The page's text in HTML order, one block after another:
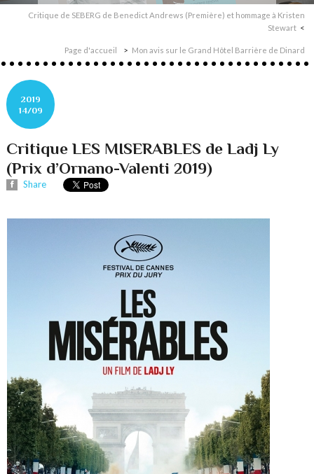
Critique de SEBERG de Benedict Andrews (Première) et hommage à Kristen
Stewart
Page d'accueil Mon avis sur le Grand Hôtel Barrière de Dinard
2019
14/09
Critique LES MISERABLES de Ladj Ly
(Prix d’Ornano-Valenti 2019)
Share